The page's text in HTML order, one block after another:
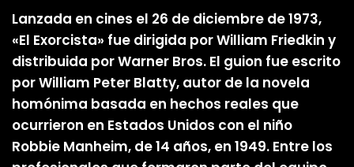
Lanzada en cines el 26 de diciembre de 1973,
«El Exorcista» fue dirigida por William Friedkin y
distribuida por Warner Bros. El guion fue escrito
por William Peter Blatty, autor de la novela
homónima basada en hechos reales que
ocurrieron en Estados Unidos con el niño
Robbie Manheim, de 14 años, en 1949. Entre los